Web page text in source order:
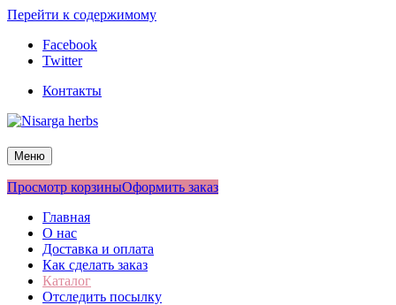
Перейти к содержимому
Facebook
Twitter
Контакты
Nisarga herbs
Меню
Просмотр корзиныОформить заказ
Главная
О нас
Доставка и оплата
Как сделать заказ
Каталог
Отследить посылку